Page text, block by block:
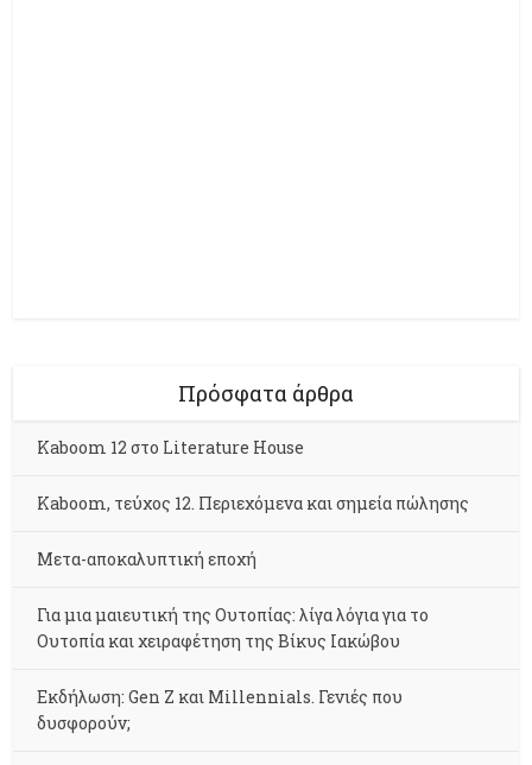
Πρόσφατα άρθρα
Kaboom 12 στο Literature House
Kaboom, τεύχος 12. Περιεχόμενα και σημεία πώλησης
Μετα-αποκαλυπτική εποχή
Για μια μαιευτική της Ουτοπίας: λίγα λόγια για το
Ουτοπία και χειραφέτηση της Βίκυς Ιακώβου
Εκδήλωση: Gen Z και Millennials. Γενιές που
δυσφορούν;